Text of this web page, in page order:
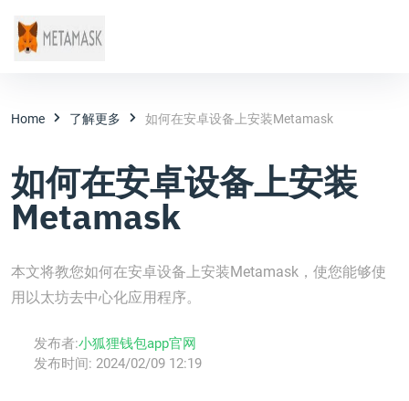
Home 了解更多 如何在安卓设备上安装Metamask
如何在安卓设备上安装
Metamask
本文将教您如何在安卓设备上安装Metamask，使您能够使
用以太坊去中心化应用程序。
发布者:小狐狸钱包app官网
发布时间: 2024/02/09 12:19